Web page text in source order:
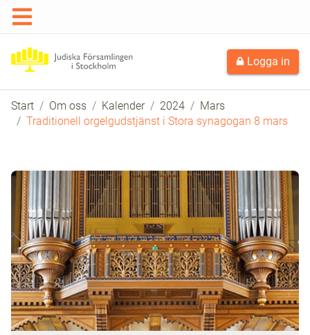
Logga in
Start Om oss Kalender 2024
Mars
Traditionell orgelgudstjänst i Stora synagogan 8 mars